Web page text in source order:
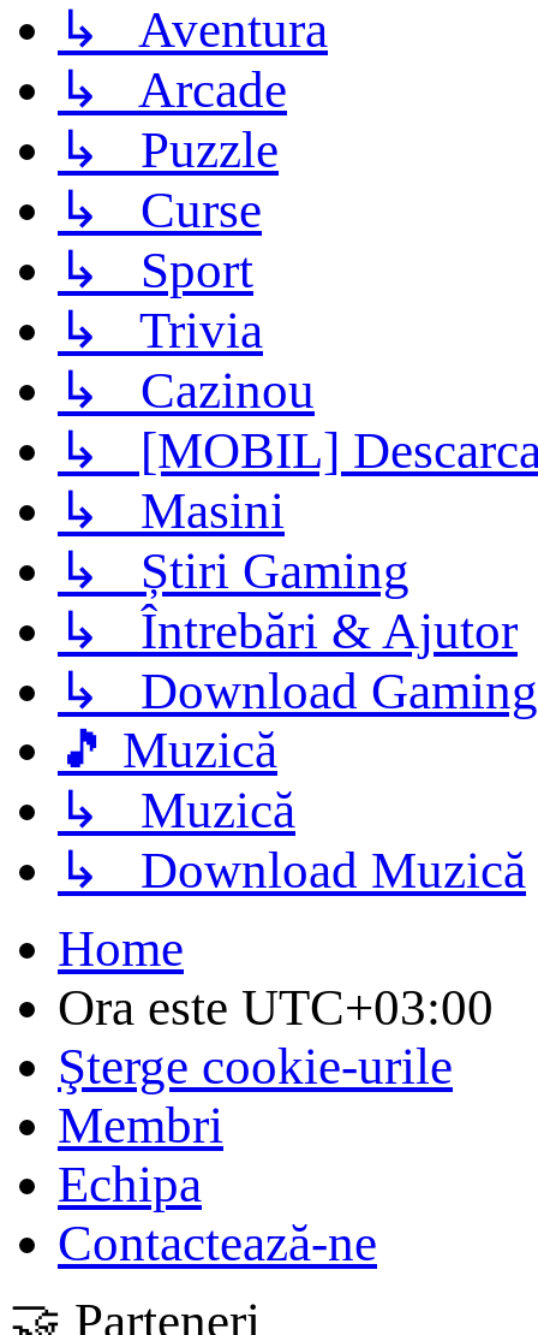
↳ Aventura
↳ Arcade
↳ Puzzle
↳ Curse
↳ Sport
↳ Trivia
↳ Cazinou
↳ [MOBIL]
↳ Masini
↳ Știri Gaming
↳ Întrebări & Ajutor
↳ Download Gaming
🎵 Muzică
↳ Muzică
↳ Download Muzică
Home
Ora este UTC+03:00
Şterge cookie-urile
Membri
Echipa
Contactează-ne
🤝 Parteneri